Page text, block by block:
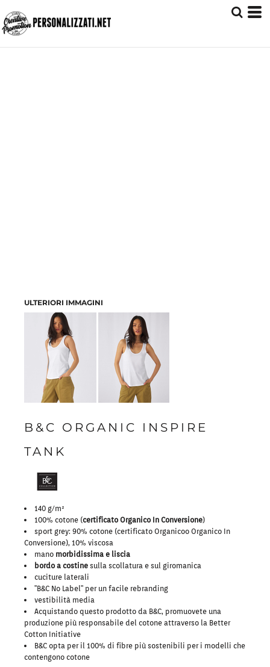
ULTERIORI IMMAGINI
B&C ORGANIC INSPIRE
TANK
140 g/m²
100% cotone (certificato Organico In Conversione)
sport grey: 90% cotone (certificato Organicoo Organico In
Conversione), 10% viscosa
mano morbidissima e liscia
bordo a costine sulla scollatura e sul giromanica
cuciture laterali
"B&C No Label" per un facile rebranding
vestibilità media
Acquistando questo prodotto da B&C, promuovete una
produzione più responsabile del cotone attraverso la Better
Cotton Initiative
B&C opta per il 100% di fibre più sostenibili per i modelli che
contengono cotone